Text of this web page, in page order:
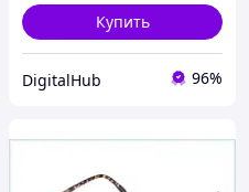
Купить
DigitalHub 96%